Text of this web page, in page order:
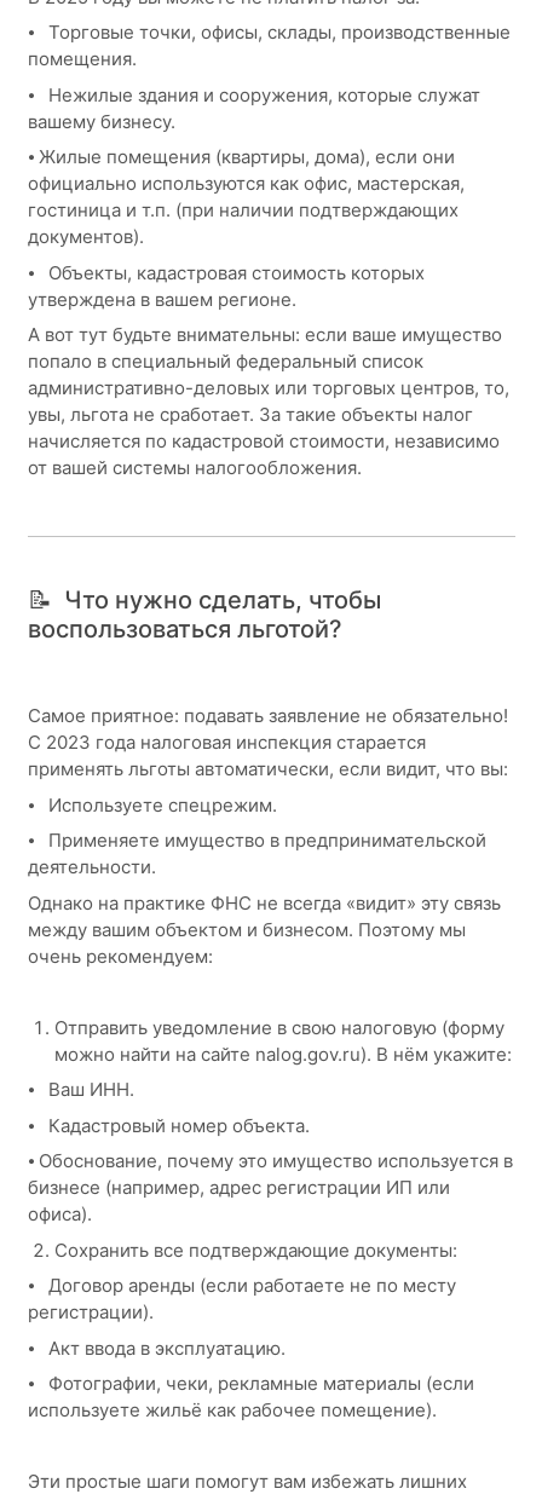
⦁ Торговые точки, офисы, склады, производственные
помещения.
⦁ Нежилые здания и сооружения, которые служат
вашему бизнесу.
⦁ Жилые помещения (квартиры, дома), если они
официально используются как офис, мастерская,
гостиница и т.п. (при наличии подтверждающих
документов).
⦁ Объекты, кадастровая стоимость которых
утверждена в вашем регионе.
А вот тут будьте внимательны: если ваше имущество
попало в специальный федеральный список
административно-деловых или торговых центров, то,
увы, льгота не сработает. За такие объекты налог
начисляется по кадастровой стоимости, независимо
от вашей системы налогообложения.
📝 Что нужно сделать, чтобы
воспользоваться льготой?
Самое приятное: подавать заявление не обязательно!
С 2023 года налоговая инспекция старается
применять льготы автоматически, если видит, что вы:
⦁ Используете спецрежим.
⦁ Применяете имущество в предпринимательской
деятельности.
Однако на практике ФНС не всегда «видит» эту связь
между вашим объектом и бизнесом. Поэтому мы
очень рекомендуем:
Отправить уведомление в свою налоговую (форму
можно найти на сайте nalog.gov.ru). В нём укажите:
⦁ Ваш ИНН.
⦁ Кадастровый номер объекта.
⦁ Обоснование, почему это имущество используется в
бизнесе (например, адрес регистрации ИП или
офиса).
Сохранить все подтверждающие документы:
⦁ Договор аренды (если работаете не по месту
регистрации).
⦁ Акт ввода в эксплуатацию.
⦁ Фотографии, чеки, рекламные материалы (если
используете жильё как рабочее помещение).
Эти простые шаги помогут вам избежать лишних